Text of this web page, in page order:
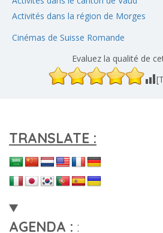
Activités dans la région de Morges
Cinémas de Suisse Romande
Evaluez la qualité de
TRANSLATE :
AGENDA : :